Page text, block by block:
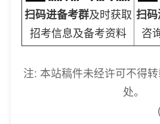
扫码进备考群及时获取
招考信息及备考资料
扫码
咨
注: 本站稿件未经许可不得
处。